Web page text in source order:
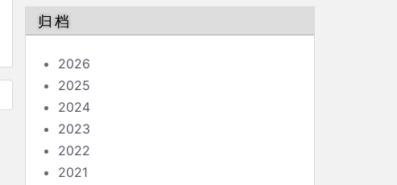
归档
2026
2025
2024
2023
2022
2021